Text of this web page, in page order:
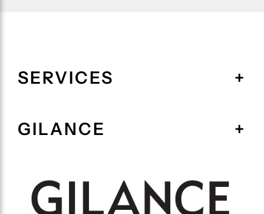
SERVICES
GILANCE